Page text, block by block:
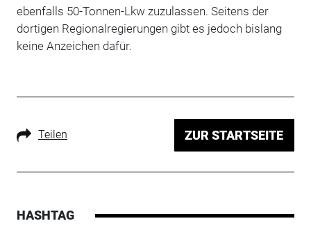
ebenfalls 50-Tonnen-Lkw zuzulassen. Seitens der
dortigen Regionalregierungen gibt es jedoch bislang
keine Anzeichen dafür.
Teilen ZUR STARTSEITE
HASHTAG